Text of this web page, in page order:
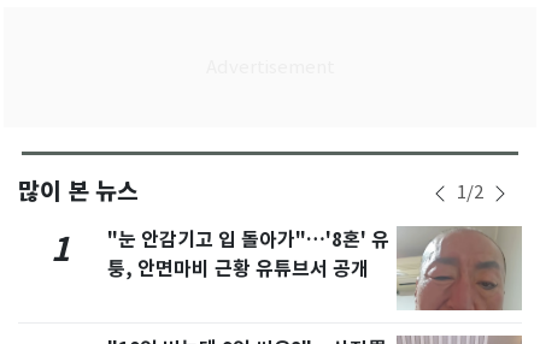
많이 본 뉴스 1/2
1
"눈 안감기고 입 돌아가"…'8혼' 유
퉁, 안면마비 근황 유튜브서 공개